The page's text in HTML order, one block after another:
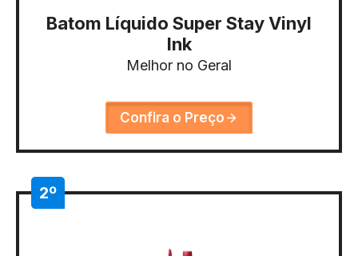
Batom Líquido Super Stay Vinyl
Ink
Melhor no Geral
Confira o Preço
2º